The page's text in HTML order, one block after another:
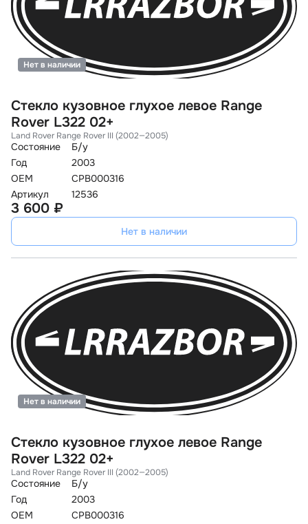
Стекло кузовное глухое левое Range
Rover L322 02+
Land Rover Range Rover III (2002—2005)
Состояние
Б/у
Год
2003
OEM
CPB000316
Артикул
12536
Нет в наличии
3 600 ₽
Нет в наличии
Стекло кузовное глухое левое Range
Rover L322 02+
Land Rover Range Rover III (2002—2005)
Состояние
Б/у
Год
2003
OEM
CPB000316
Нет в наличии